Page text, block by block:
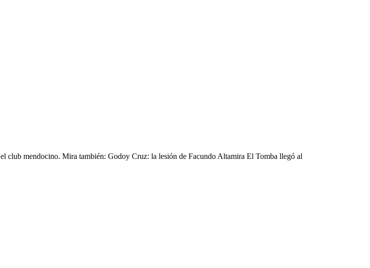
club mendocino. Mira también: Godoy Cruz: la lesión de Facundo Altamira El Tomba llegó al